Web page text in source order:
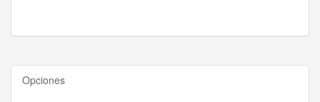
Opciones